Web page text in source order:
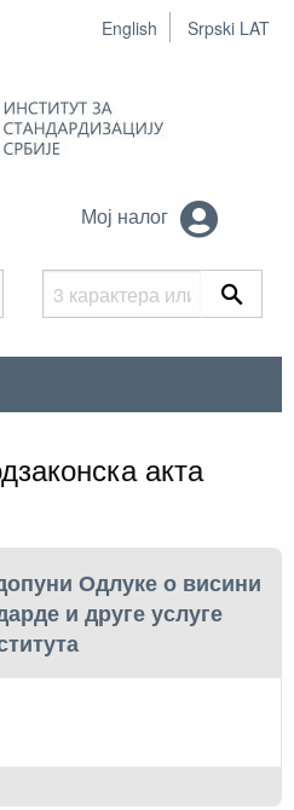
English Srpski LAT
Мој налог
акта
Одлуке о висини
и друге услуге